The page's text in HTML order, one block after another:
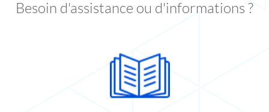
Besoin d'assistance ou d'informations ?